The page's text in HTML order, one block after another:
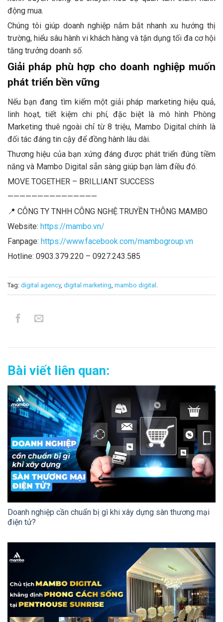
động mua.
Chúng tôi giúp doanh nghiệp nắm bắt nhanh xu hướng thị
trường, hiểu sâu hành vi khách hàng và tận dụng tối đa cơ hội
tăng trưởng doanh số.
Giải pháp phù hợp cho doanh nghiệp muốn
phát triển bền vững
Nếu bạn đang tìm kiếm một giải pháp marketing hiệu quả,
linh hoạt, tiết kiệm chi phí, đặc biệt là mô hình Phòng
Marketing thuê ngoài chỉ từ 8 triệu, Mambo Digital chính là
đối tác đáng tin cậy để đồng hành lâu dài.
Thương hiệu của bạn xứng đáng được phát triển đúng tiềm
năng và Mambo Digital sẵn sàng giúp bạn làm điều đó.
MOVE TOGETHER – BRILLIANT SUCCESS
———————————————
📍 CÔNG TY TNHH CÔNG NGHỆ TRUYỀN THÔNG MAMBO
Website: https://mambo.vn/
Fanpage: https://www.facebook.com/mambogroup.vn
Hotline: 0903.379.220 – 0927.243.585
Tag: digital agency, digital marketing mambo digital
Bài viết liên quan:
Doanh nghiệp cần chuẩn bị gì khi xây dựng sàn thương mại
điện tử?